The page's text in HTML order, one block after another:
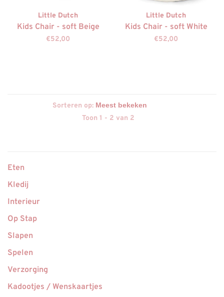
Little Dutch
Kids Chair - soft Beige
€52,00
Little Dutch
Kids Chair - soft White
€52,00
Sorteren op:
Toon 1 - 2 van 2
Eten
Kledij
Interieur
Op Stap
Slapen
Spelen
Verzorging
Kadootjes / Wenskaartjes